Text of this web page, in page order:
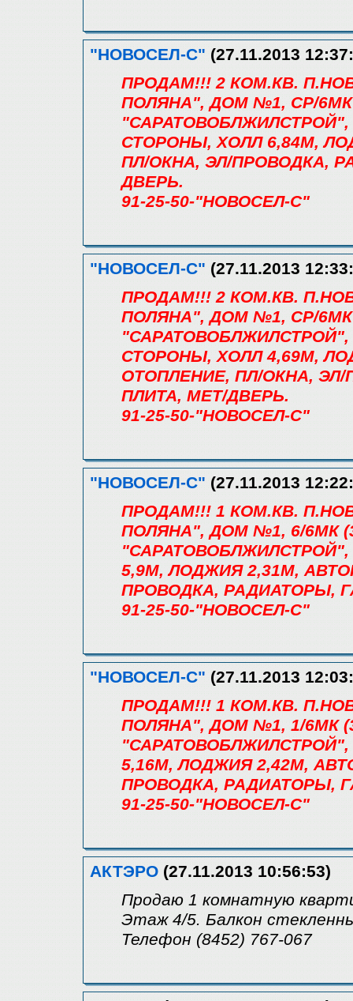
"НОВОСЕЛ-С" (27.11.2013
ПРОДАМ!!! 2 КОМ.КВ.
ПОЛЯНА", ДОМ №1, СР/6МК
"САРАТОВОБЛЖИЛСТРОЙ",
СТОРОНЫ, ХОЛЛ 6,84М,
ПЛ/ОКНА, ЭЛ/ПРОВОДКА,
ДВЕРЬ.
91-25-50-"НОВОСЕЛ-С"
"НОВОСЕЛ-С" (27.11.2013
ПРОДАМ!!! 2 КОМ.КВ.
ПОЛЯНА", ДОМ №1, СР/6МК
"САРАТОВОБЛЖИЛСТРОЙ",
СТОРОНЫ, ХОЛЛ 4,69М,
ОТОПЛЕНИЕ, ПЛ/ОКНА,
ПЛИТА, МЕТ/ДВЕРЬ.
91-25-50-"НОВОСЕЛ-С"
"НОВОСЕЛ-С" (27.11.2013
ПРОДАМ!!! 1 КОМ.КВ.
ПОЛЯНА", ДОМ №1, 6/6МК
"САРАТОВОБЛЖИЛСТРОЙ",
5,9М, ЛОДЖИЯ 2,31М,
ПРОВОДКА, РАДИАТОРЫ,
91-25-50-"НОВОСЕЛ-С"
"НОВОСЕЛ-С" (27.11.2013
ПРОДАМ!!! 1 КОМ.КВ.
ПОЛЯНА", ДОМ №1, 1/6МК
"САРАТОВОБЛЖИЛСТРОЙ",
5,16М, ЛОДЖИЯ 2,42М,
ПРОВОДКА, РАДИАТОРЫ,
91-25-50-"НОВОСЕЛ-С"
АКТЭРО (27.11.2013 10:56:53)
Продаю 1 комнатную
Этаж 4/5. Балкон
Телефон (8452) 767-067